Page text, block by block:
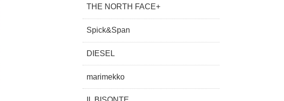
THE NORTH FACE+
Spick&Span
DIESEL
marimekko